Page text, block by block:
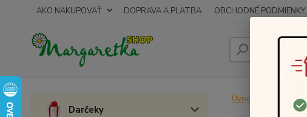
AKO NAKUPOVAŤ DOPRAVA A PLATBA OBCHODNÉ PODMIENKY
Darčeky
Úvod Drogéria